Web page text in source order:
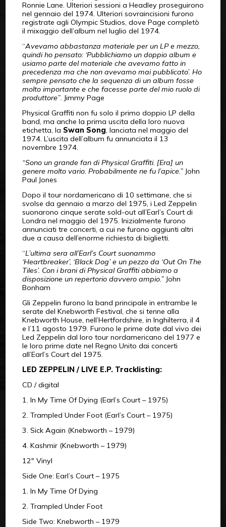
Ronnie Lane. Ulteriori sessioni a Headley proseguirono
nel gennaio del 1974. Ulteriori sovraincisioni furono
registrate agli Olympic Studios, dove Page completò
il mixaggio dell’album nel luglio del 1974.
“Avevamo abbastanza materiale per un LP e mezzo,
quindi ho pensato: ‘Pubblichiamo un doppio album e
usiamo parte del materiale che avevamo fatto in
precedenza ma che non avevamo mai pubblicato’. Ho
sempre pensato che la sequenza di un album fosse
molto importante e che facesse parte del mio ruolo di
produttore”. Jimmy Page
Physical Graffiti non fu solo il primo doppio LP della
band, ma anche la prima uscita della loro nuova
etichetta, la Swan Song , lanciata nel maggio del
1974. L’uscita dell’album fu annunciata il 13
novembre 1974.
“Sono un grande fan di Physical Graffiti. [Era] un
genere molto vario. Probabilmente ne fu l’apice.” John
Paul Jones
Dopo il tour nordamericano di 10 settimane, che si
svolse da gennaio a marzo del 1975, i Led Zeppelin
suonarono cinque serate sold-out all’Earl’s Court di
Londra nel maggio del 1975. Inizialmente furono
annunciati tre concerti, a cui ne furono aggiunti altri
due a causa dell’enorme richiesta di biglietti.
“L’ultima sera all’Earl’s Court suonammo
‘Heartbreaker’, ‘Black Dog’ e un pezzo da ‘Out On The
Tiles’. Con i brani di Physical Graffiti abbiamo a
disposizione un repertorio davvero ampio.”John
Bonham
Gli Zeppelin furono la band principale in entrambe le
serate del Knebworth Festival, che si tenne alla
Knebworth House, nell’Hertfordshire, in Inghilterra, il 4
e l’11 agosto 1979. Furono le prime date dal vivo dei
Led Zeppelin dal loro tour nordamericano del 1977 e
le loro prime date nel Regno Unito dai concerti
all’Earl’s Court del 1975.
LED ZEPPELIN / LIVE E.P. Tracklisting:
CD / digital
1. In My Time Of Dying (Earl’s Court – 1975)
2. Trampled Under Foot (Earl’s Court – 1975)
3. Sick Again (Knebworth – 1979)
4. Kashmir (Knebworth – 1979)
12″ Vinyl
Side One: Earl’s Court – 1975
1. In My Time Of Dying
2. Trampled Under Foot
Side Two: Knebworth – 1979